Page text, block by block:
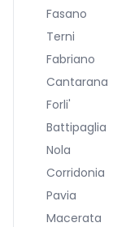
Fasano
Terni
Fabriano
Cantarana
Forli'
Battipaglia
Nola
Corridonia
Pavia
Macerata